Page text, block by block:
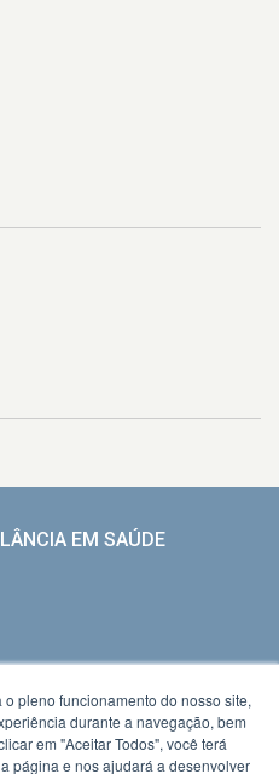
EM SAÚDE
pleno funcionamento do nosso site,
durante a navegação, bem
em "Aceitar Todos", você terá
página e nos ajudará a desenvolver